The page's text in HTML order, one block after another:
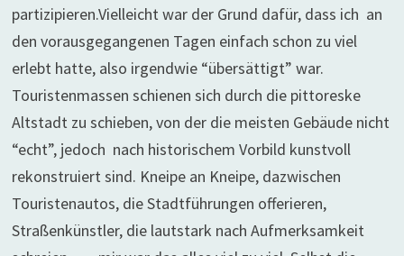
partizipieren.Vielleicht war der Grund dafür, dass ich an
den vorausgegangenen Tagen einfach schon zu viel
erlebt hatte, also irgendwie “übersättigt” war.
Touristenmassen schienen sich durch die pittoreske
Altstadt zu schieben, von der die meisten Gebäude nicht
“echt”, jedoch nach historischem Vorbild kunstvoll
rekonstruiert sind. Kneipe an Kneipe, dazwischen
Touristenautos, die Stadtführungen offerieren,
Straßenkünstler, die lautstark nach Aufmerksamkeit